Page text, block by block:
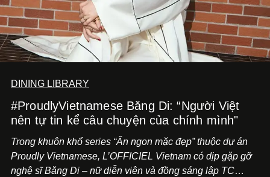
DINING LIBRARY
#ProudlyVietnamese Băng Di: “Người Việt
nên tự tin kể câu chuyện của chính mình"
Trong khuôn khổ series “Ăn ngon mặc đẹp” thuộc dự án
Proudly Vietnamese, L’OFFICIEL Vietnam có dịp gặp gỡ
nghệ sĩ Băng Di – nữ diễn viên và đồng sáng lập TC